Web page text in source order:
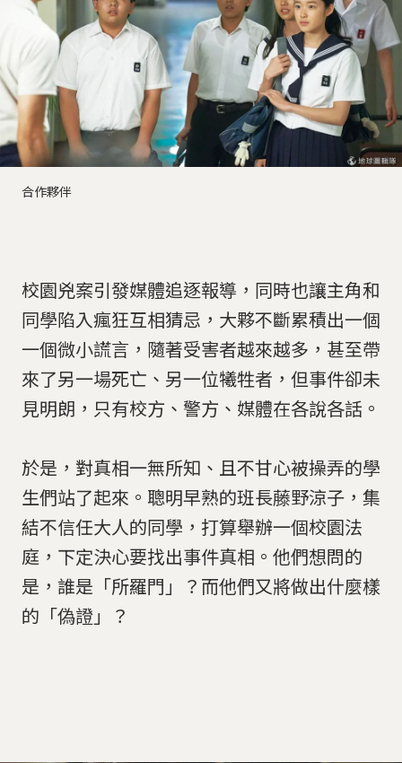
合作夥伴
校園兇案引發媒體追逐報導，同時也讓主角和
同學陷入瘋狂互相猜忌，大夥不斷累積出一個
一個微小謊言，隨著受害者越來越多，甚至帶
來了另一場死亡、另一位犧牲者，但事件卻未
見明朗，只有校方、警方、媒體在各說各話。
於是，對真相一無所知、且不甘心被操弄的學
生們站了起來。聰明早熟的班長藤野涼子，集
結不信任大人的同學，打算舉辦一個校園法
庭，下定決心要找出事件真相。他們想問的
是，誰是「所羅門」？而他們又將做出什麼樣
的「偽證」？